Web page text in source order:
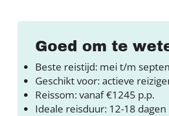
Goed om te
Beste reistijd: mei t/m
Geschikt voor: actieve
Reissom: vanaf €1245 p.p.
Ideale reisduur: 12-18 dagen